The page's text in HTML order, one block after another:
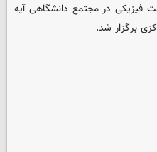
حفاظت فیزیکی در مجتمع دانشگاهی آیه
برگزار شد.